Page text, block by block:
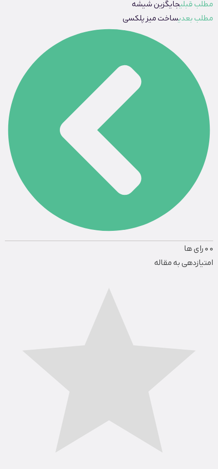
مطلب قبلیجایگزین شیشه
مطلب بعدیساخت میز پلکسی
0
0رای ها
امتیازدهی به مقاله